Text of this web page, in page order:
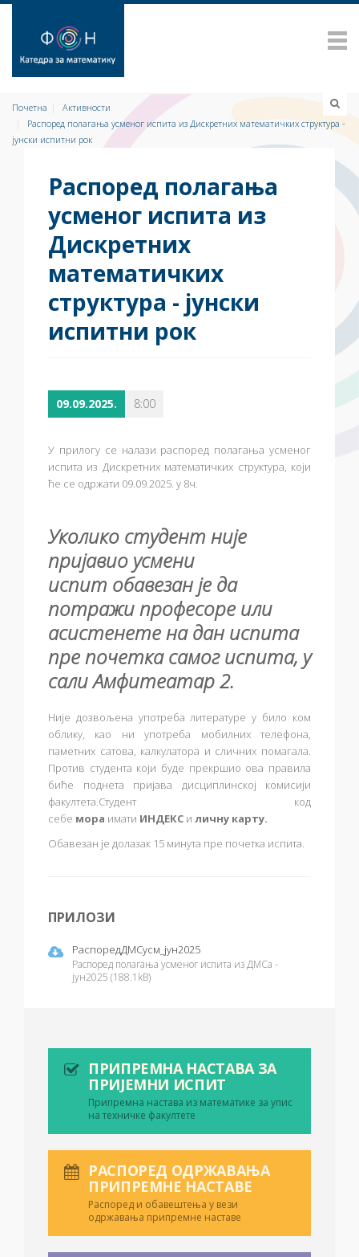
Почетна
Активности
Распоред полагања усменог испита из Дискретних математичких структура -
јунски испитни рок
Распоред полагања
усменог испита из
Дискретних
математичких
структура - јунски
испитни рок
09.09.2025. 8:00
У прилогу се налази распоред полагања усменог
испита из Дискретних математичких структура, који
ће се одржати 09.09.2025. у 8ч.
Уколико студент није
пријавио усмени
испит обавезан је да
потражи професоре или
асистенете на дан испита
пре почетка самог испита, у
салиАмфитеатар 2.
Није дозвољена употреба литературе у било ком
облику, као ни употреба мобилних телефона,
паметних сатова, калкулатора и сличних помагала.
Против студента који буде прекршио ова правила
биће поднета пријава дисциплинској комисији
факултета.Студент код
себе мора имати ИНДЕКС и личну карту.
Обавезан је долазак 15 минута пре почетка испита.
ПРИЛОЗИ
РаспоредДМСусм_јун2025
Распоред полагања усменог испита из ДМСа -
јун2025 (188.1kB)
ПРИПРЕМНА НАСТАВА ЗА
ПРИЈЕМНИ ИСПИТ
Припремна настава из математике за упис
на техничке факултете
РАСПОРЕД ОДРЖАВАЊА
ПРИПРЕМНЕ НАСТАВЕ
Распоред и обавештења у вези
одржавања припремне наставе